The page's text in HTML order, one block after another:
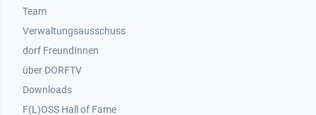
Team
Verwaltungsausschuss
dorf FreundInnen
Footer 3
über DORFTV
Downloads
F(L)OSS Hall of Fame